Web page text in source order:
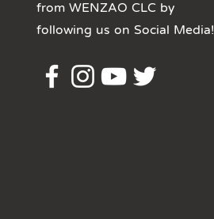
from WENZAO CLC by
following us on Social Media!